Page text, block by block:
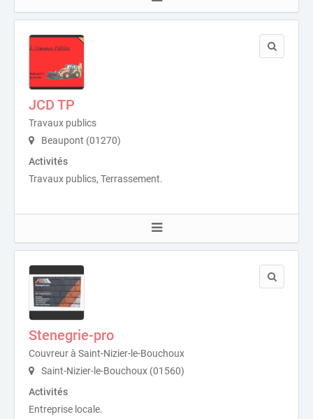
JCD TP
Travaux publics
Beaupont (01270)
Activités
Travaux publics, Terrassement.
Stenegrie-pro
Couvreur à Saint-Nizier-le-Bouchoux
Saint-Nizier-le-Bouchoux (01560)
Activités
Entreprise locale.